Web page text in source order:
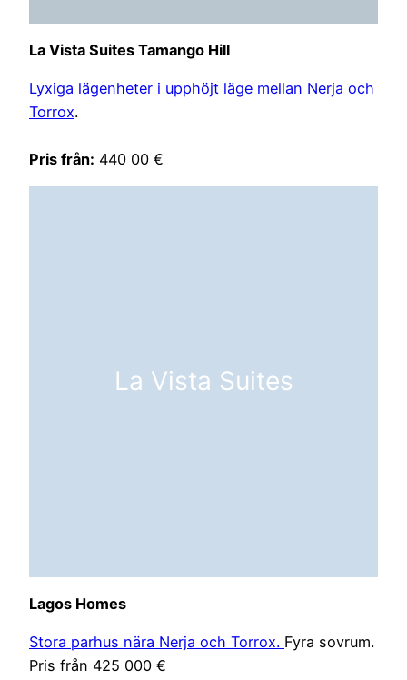
La Vista Suites Tamango Hill
Lyxiga lägenheter i upphöjt läge mellan Nerja och
Torrox.
Pris från: 440 00 €
La Vista Suites
Lagos Homes
Stora parhus nära Nerja och Torrox. Fyra sovrum.
Pris från 425 000 €